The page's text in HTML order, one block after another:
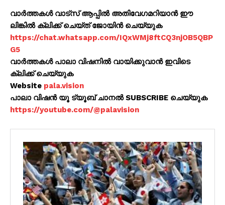
വാർത്തകൾ വാട്സ് ആപ്പിൽ അതിവേഗമറിയാൻ ഈ
ലിങ്കിൽ ക്ലിക്ക് ചെയ്ത് ജോയിൻ ചെയ്യുക
https://chat.whatsapp.com/IQxWMj8ftCQ3njOB5QBP
G5
വാർത്തകൾ പാലാ വിഷനിൽ വായിക്കുവാൻ ഇവിടെ
ക്ലിക്ക് ചെയ്യുക
Website pala.vision
പാലാ വിഷൻ യൂ ട്യൂബ് ചാനൽ SUBSCRIBE ചെയ്യുക
https://youtube.com/@palavision